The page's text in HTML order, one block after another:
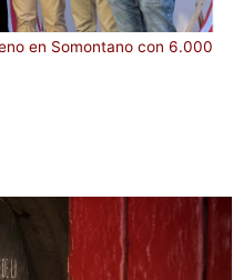
en Somontano con 6.000